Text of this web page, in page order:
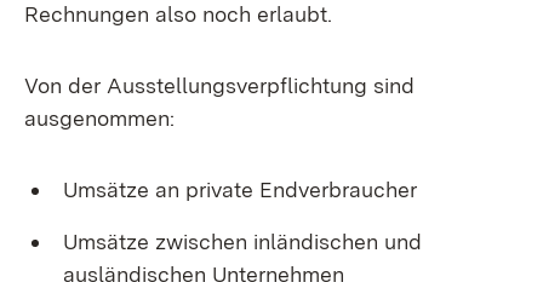
Rechnungen also noch erlaubt.
Von der Ausstellungsverpflichtung sind
ausgenommen:
Umsätze an private Endverbraucher
Umsätze zwischen inländischen und
ausländischen Unternehmen